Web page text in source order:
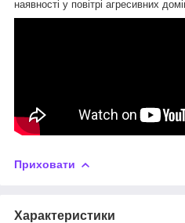
наявності у повітрі агресивних
Приховати
Характеристики